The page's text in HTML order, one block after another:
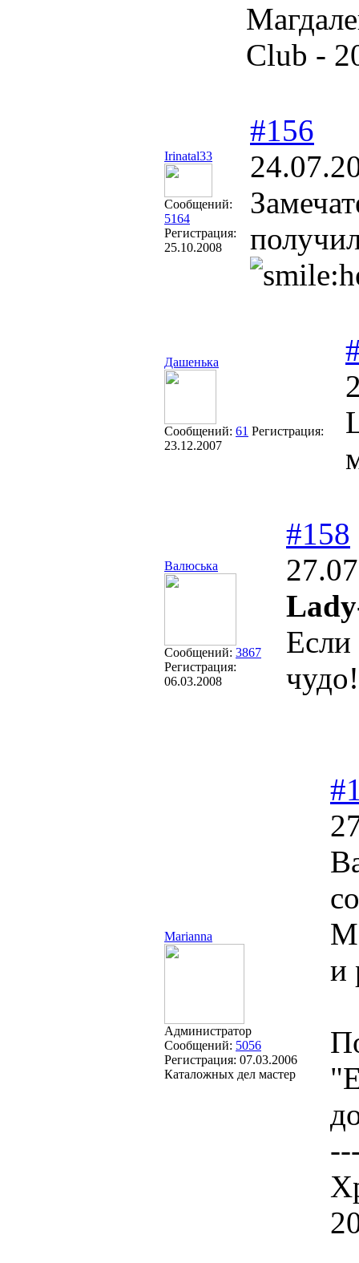
Club -
Irinatal33
Сообщений:
5164
Регистрация:
25.10.2008
#156
Дашенька
Сообщений: 61 Регистрация:
23.12.2007
Валюська
Сообщений: 3867
Регистрация:
06.03.2008
#158
Если
Marianna
Администратор
Сообщений: 5056
Регистрация: 07.03.2006
Каталожных дел мастер
и